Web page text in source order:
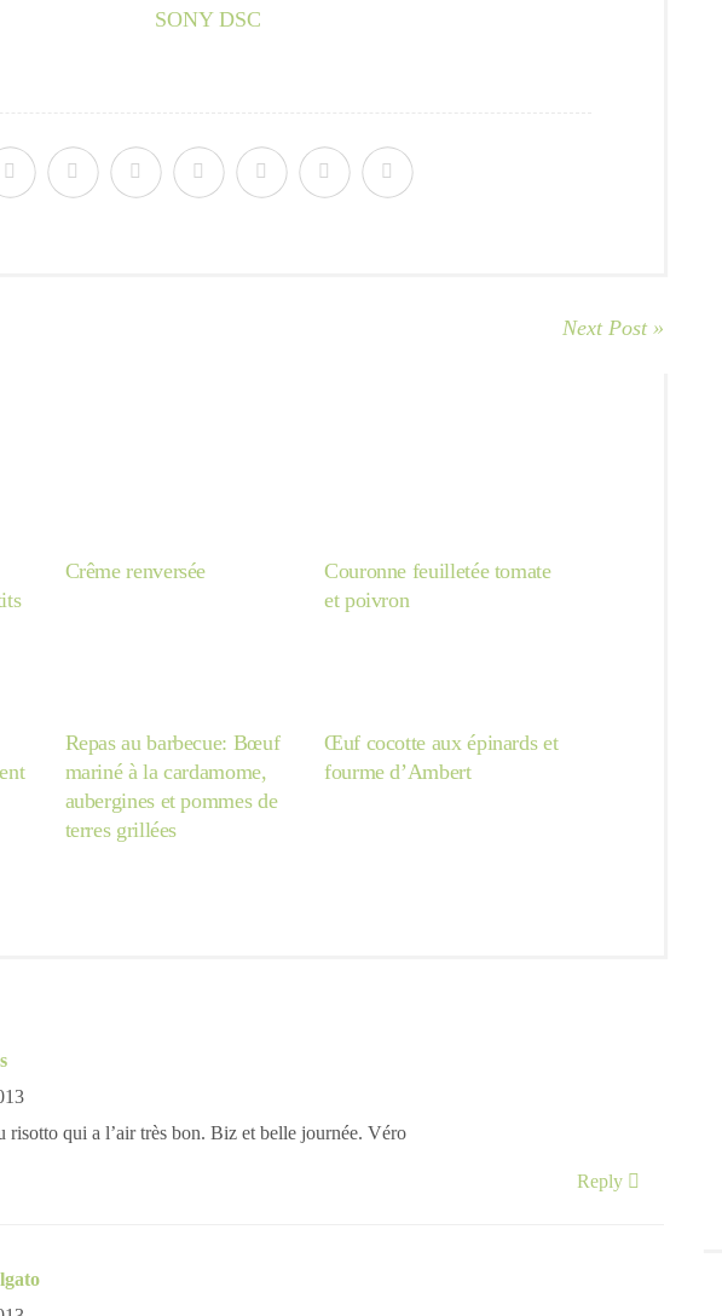
Next Post »
Crême renversée
Couronne feuilletée tomate
et poivron
Repas au barbecue: Bœuf
mariné à la cardamome,
aubergines et pommes de
terres grillées
Œuf cocotte aux épinards et
fourme d’Ambert
risotto qui a l’air très bon. Biz et belle journée. Véro
Reply